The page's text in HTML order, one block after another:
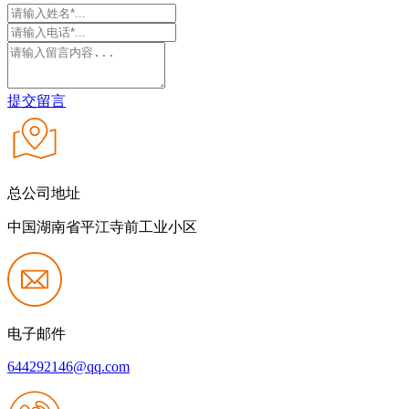
提交留言
总公司地址
中国湖南省平江寺前工业小区
电子邮件
644292146@qq.com